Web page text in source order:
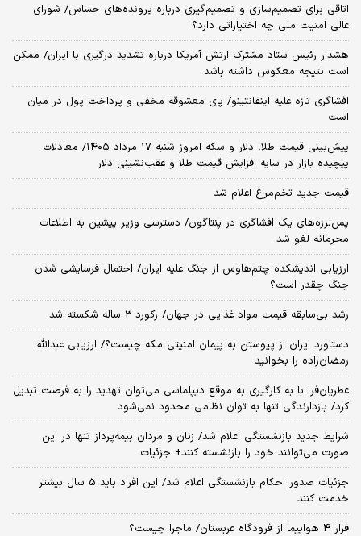
اتاقی برای تصمیم‌سازی و تصمیم‌گیری درباره پرونده‌های حساس/ شورای
عالی امنیت ملی چه اختیاراتی دارد؟
هشدار رئیس ستاد مشترک ارتش آمریکا درباره تشدید درگیری با ایران/ ممکن
است نتیجه معکوس داشته باشد
افشاگری تازه علیه اینفانتینو/ پای معشوقه مخفی و پرداخت پول در میان
است
پیش‌بینی قیمت طلا، دلار و سکه امروز شنبه ۱۷ مرداد ۱۴۰۵/ معادلات
پیچیده بازار در سایه افزایش قیمت طلا و عقب‌نشینی دلار
قیمت جدید تخم‌مرغ اعلام شد
پس‌لرزه‌های یک افشاگری در پنتاگون/ دسترسی وزیر پیشین به اطلاعات
محرمانه لغو شد
ارزیابی اندیشکده چتم‌هاوس از جنگ علیه ایران/ احتمال فرسایشی شدن
جنگ چقدر است؟
رشد بی‌سابقه قیمت مواد غذایی در جهان/ رکورد 3 ساله شکسته شد
دستاورد ایران از پیوستن به پیمان امنیتی مکه چیست؟/ ارزیابی عبدالله
رمضان‌زاده را بخوانید
عطریان‌فر: با به کارگیری به موقع دیپلماسی می‌توان تهدید را به فرصت تبدیل
کرد/ بازدارندگی تنها به توان نظامی محدود نمی‌شود
شرایط جدید بازنشستگی اعلام شد/ زنان و مردان بیمه‌پرداز تنها در این
صورت می‌توانند خود را بازنشسته کنند+ جزئیات
جزئیات صدور احکام بازنشستگی اعلام شد/ این افراد باید 5 سال بیشتر
خدمت کنند
فرار 4 هواپیما از فرودگاه عربستان/ ماجرا چیست؟